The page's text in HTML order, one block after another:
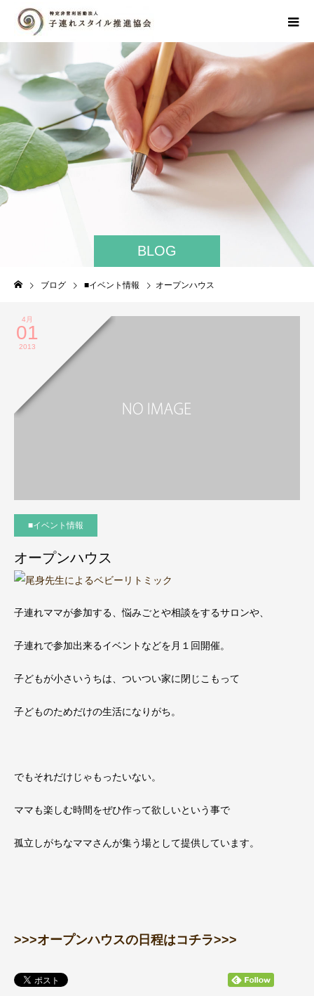
BLOG
ブログ ■イベント情報 オープンハウス
4月
01
2013
■イベント情報
オープンハウス
子連れママが参加する、悩みごとや相談をするサロンや、
子連れで参加出来るイベントなどを月１回開催。
子どもが小さいうちは、ついつい家に閉じこもって
子どものためだけの生活になりがち。
でもそれだけじゃもったいない。
ママも楽しむ時間をぜひ作って欲しいという事で
孤立しがちなママさんが集う場として提供しています。
>>>オープンハウスの日程はコチラ>>>